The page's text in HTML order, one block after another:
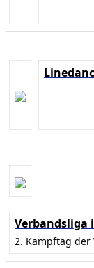
Verbandsliga
2. Kampftag der